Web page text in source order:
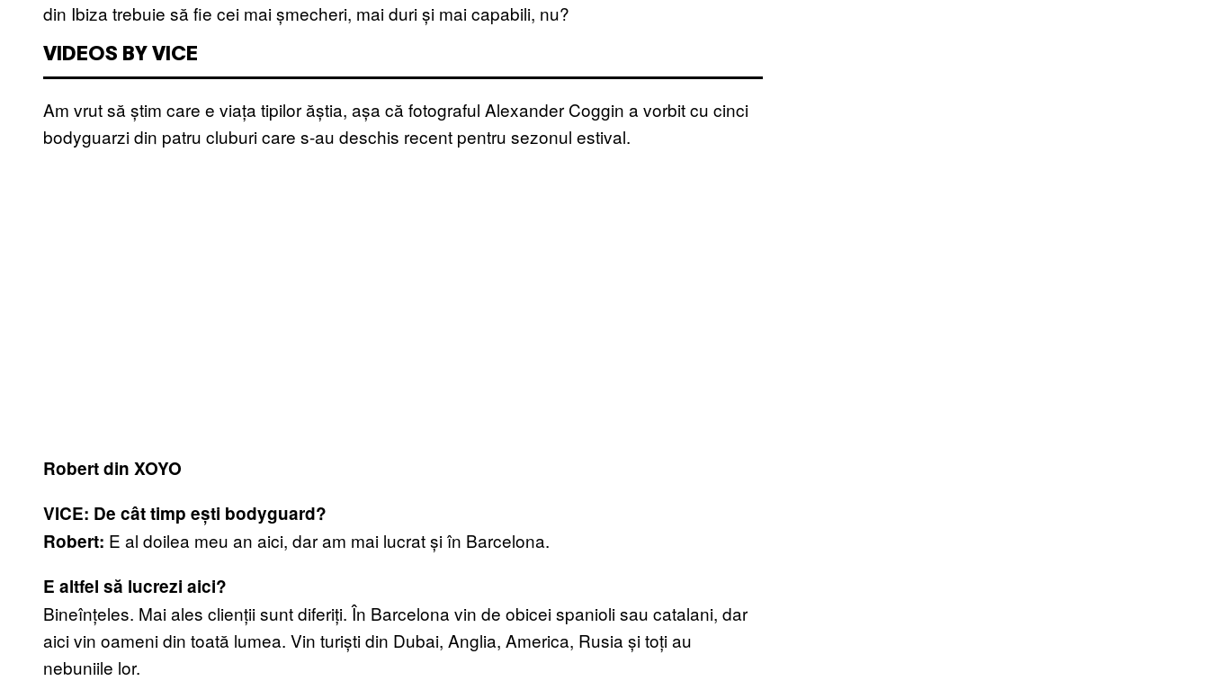
din Ibiza trebuie să fie cei mai șmecheri, mai duri și mai capabili, nu?
VIDEOS BY VICE
Am vrut să știm care e viața tipilor ăștia, așa că fotograful Alexander Coggin a vorbit cu cinci
bodyguarzi din patru cluburi care s-au deschis recent pentru sezonul estival.
Robert din XOYO
VICE: De cât timp ești bodyguard?
Robert: E al doilea meu an aici, dar am mai lucrat și în Barcelona.
E altfel să lucrezi aici?
Bineînțeles. Mai ales clienții sunt diferiți. În Barcelona vin de obicei spanioli sau catalani, dar
aici vin oameni din toată lumea. Vin turiști din Dubai, Anglia, America, Rusia și toți au
nebuniile lor.